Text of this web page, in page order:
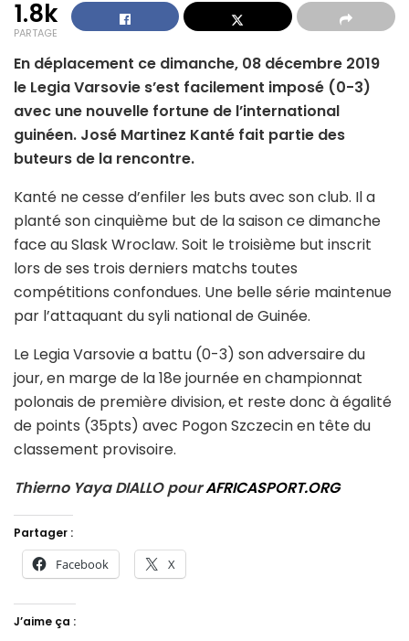
1.8k
PARTAGE
En déplacement ce dimanche, 08 décembre 2019
le Legia Varsovie s’est facilement imposé (0-3)
avec une nouvelle fortune de l’international
guinéen. José Martinez Kanté fait partie des
buteurs de la rencontre.
Kanté ne cesse d’enfiler les buts avec son club. Il a
planté son cinquième but de la saison ce dimanche
face au Slask Wroclaw. Soit le troisième but inscrit
lors de ses trois derniers matchs toutes
compétitions confondues. Une belle série maintenue
par l’attaquant du syli national de Guinée.
Le Legia Varsovie a battu (0-3) son adversaire du
jour, en marge de la 18e journée en championnat
polonais de première division, et reste donc à égalité
de points (35pts) avec Pogon Szczecin en tête du
classement provisoire.
Thierno Yaya DIALLO pourAFRICASPORT.ORG
Partager :
Facebook X
J’aime ça :